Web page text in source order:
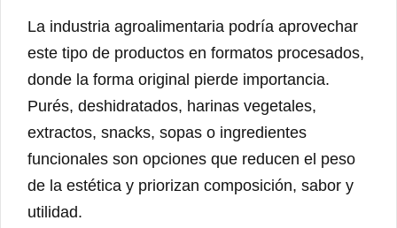
La industria agroalimentaria podría aprovechar
este tipo de productos en formatos procesados,
donde la forma original pierde importancia.
Purés, deshidratados, harinas vegetales,
extractos, snacks, sopas o ingredientes
funcionales son opciones que reducen el peso
de la estética y priorizan composición, sabor y
utilidad.